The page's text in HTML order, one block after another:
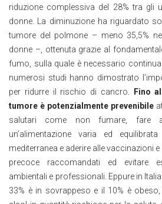
riduzione complessiva del 28% tra gli
donne. La diminuzione ha riguardato
tumore del polmone – meno 35,5%
donne –, ottenuta grazie al
fumo, sulla quale è necessario
numerosi studi hanno dimostrato
per ridurre il rischio di cancro.
Fino
tumore è potenzialmente prevenibile
salutari come non fumare, fare
un’alimentazione varia ed
mediterranea e aderire alle vaccinazioni
precoce raccomandati ed evitare
ambientali e professionali. Eppure in
33% è in sovrappeso e il 10% è